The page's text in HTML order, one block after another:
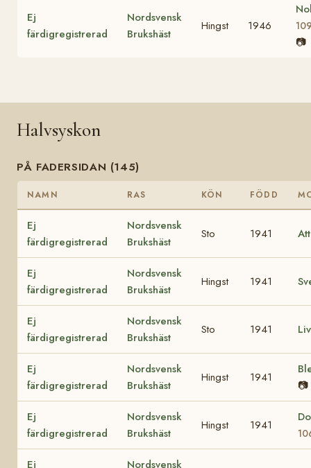
Ej
färdigregistrerad
Nordsvensk
Brukshäst
Hingst 1946
📷
Halvsyskon
PÅ FADERSIDAN (145)
NAMN RAS KÖN FÖDD
Ej
färdigregistrerad
Nordsvensk
Brukshäst
Sto 1941
Ej
färdigregistrerad
Nordsvensk
Brukshäst
Hingst 1941
Ej
färdigregistrerad
Nordsvensk
Brukshäst
Sto 1941
Ej
färdigregistrerad
Nordsvensk
Brukshäst
Hingst 1941
📷
Ej
färdigregistrerad
Nordsvensk
Brukshäst
Hingst 1941
Ej Nordsvensk